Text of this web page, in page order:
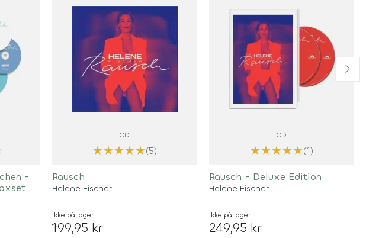
-
CD
★★★★★(5)
Rausch
Helene Fischer
Ikke på lager
199,95 kr
CD
★★★★★(1)
Rausch - Deluxe Edition
Helene Fischer
Ikke på lager
249,95 kr